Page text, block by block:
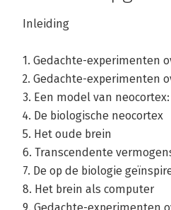
Inleiding
1. Gedachte-experimenten
2. Gedachte-experimenten
3. Een model van
4. De biologische neocortex
5. Het oude brein
6. Transcendente
7. De op de biologie
8. Het brein als computer